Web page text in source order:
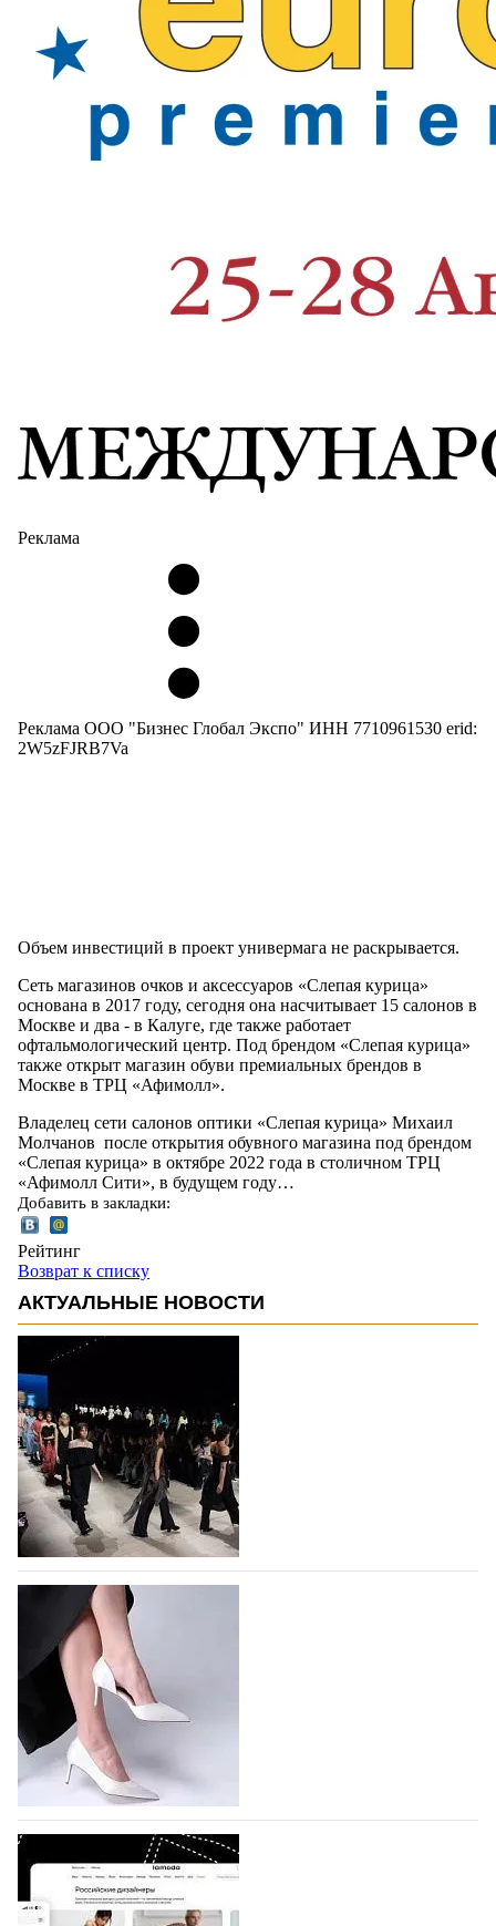
Реклама
Реклама ООО "Бизнес Глобал Экспо" ИНН 7710961530 erid:
2W5zFJRB7Va
Объем инвестиций в проект универмага не раскрывается.
Сеть магазинов очков и аксессуаров «Слепая курица»
основана в 2017 году, сегодня она насчитывает 15 салонов в
Москве и два - в Калуге, где также работает
офтальмологический центр. Под брендом «Слепая курица»
также открыт магазин обуви премиальных брендов в
Москве в ТРЦ «Афимолл».
Владелец сети салонов оптики «Слепая курица» Михаил
Молчанов после открытия обувного магазина под брендом
«Слепая курица» в октябре 2022 года в столичном ТРЦ
«Афимолл Сити», в будущем году…
Добавить в закладки:
Рейтинг
Возврат к списку
АКТУАЛЬНЫЕ НОВОСТИ
На участие в Московской неделе моды
подано 1047 заявок
На участие в седьмой Московской неделе моды,
которая пройдет в российской столице с 26 сентября
по 1 октября, уже подано 1047 заявок. Примерно
половину из них (494) прислали дизайнеры,
коллекции которых не были представлены в…
07.08.2026 760
BALLINA представит свои новинки на Euro
Shoes